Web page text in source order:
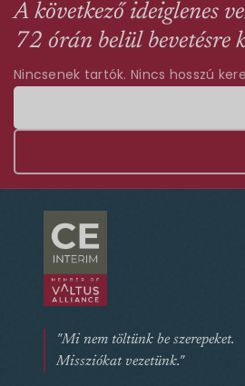
A következő ideiglenes
72 órán belül bevetésre
Nincsenek tartók. Nincs hosszú
"Mi nem töltünk be szerepeket.
Missziókat vezetünk."